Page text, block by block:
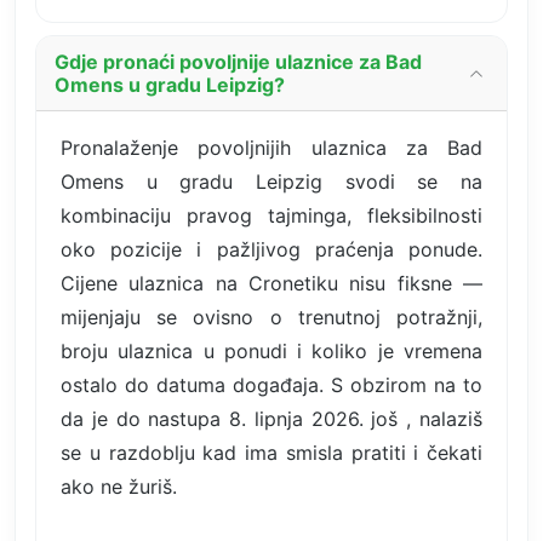
Gdje pronaći povoljnije ulaznice za Bad
Omens u gradu Leipzig?
Pronalaženje povoljnijih ulaznica za Bad
Omens u gradu Leipzig svodi se na
kombinaciju pravog tajminga, fleksibilnosti
oko pozicije i pažljivog praćenja ponude.
Cijene ulaznica na Cronetiku nisu fiksne —
mijenjaju se ovisno o trenutnoj potražnji,
broju ulaznica u ponudi i koliko je vremena
ostalo do datuma događaja. S obzirom na to
da je do nastupa 8. lipnja 2026. još , nalaziš
se u razdoblju kad ima smisla pratiti i čekati
ako ne žuriš.